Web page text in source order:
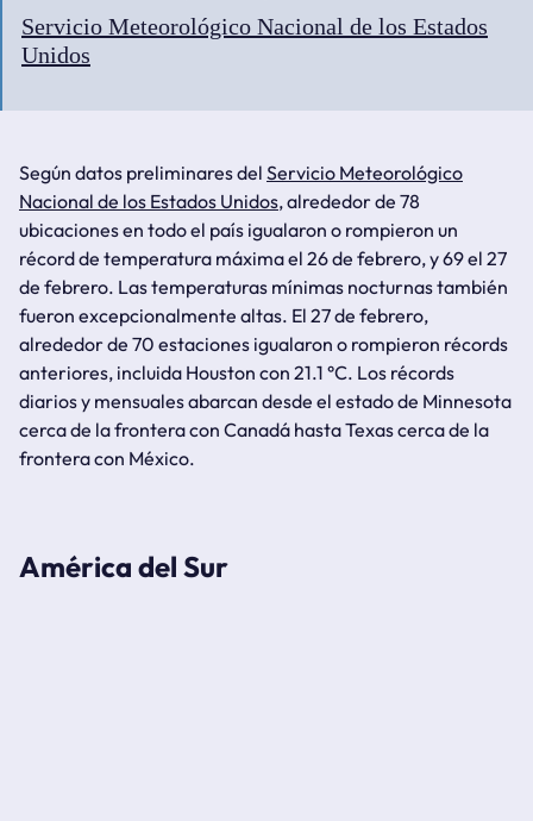
Servicio Meteorológico Nacional de los Estados
Unidos
Según datos preliminares del Servicio Meteorológico
Nacional de los Estados Unidos,alrededor de 78
ubicaciones en todo el país igualaron o rompieron un
récord de temperatura máxima el 26 de febrero, y 69 el 27
de febrero. Las temperaturas mínimas nocturnas también
fueron excepcionalmente altas. El 27 de febrero,
alrededor de 70 estaciones igualaron o rompieron récords
anteriores, incluida Houston con 21.1 °C. Los récords
diarios y mensuales abarcan desde el estado de Minnesota
cerca de la frontera con Canadá hasta Texas cerca de la
frontera con México.
América del Sur